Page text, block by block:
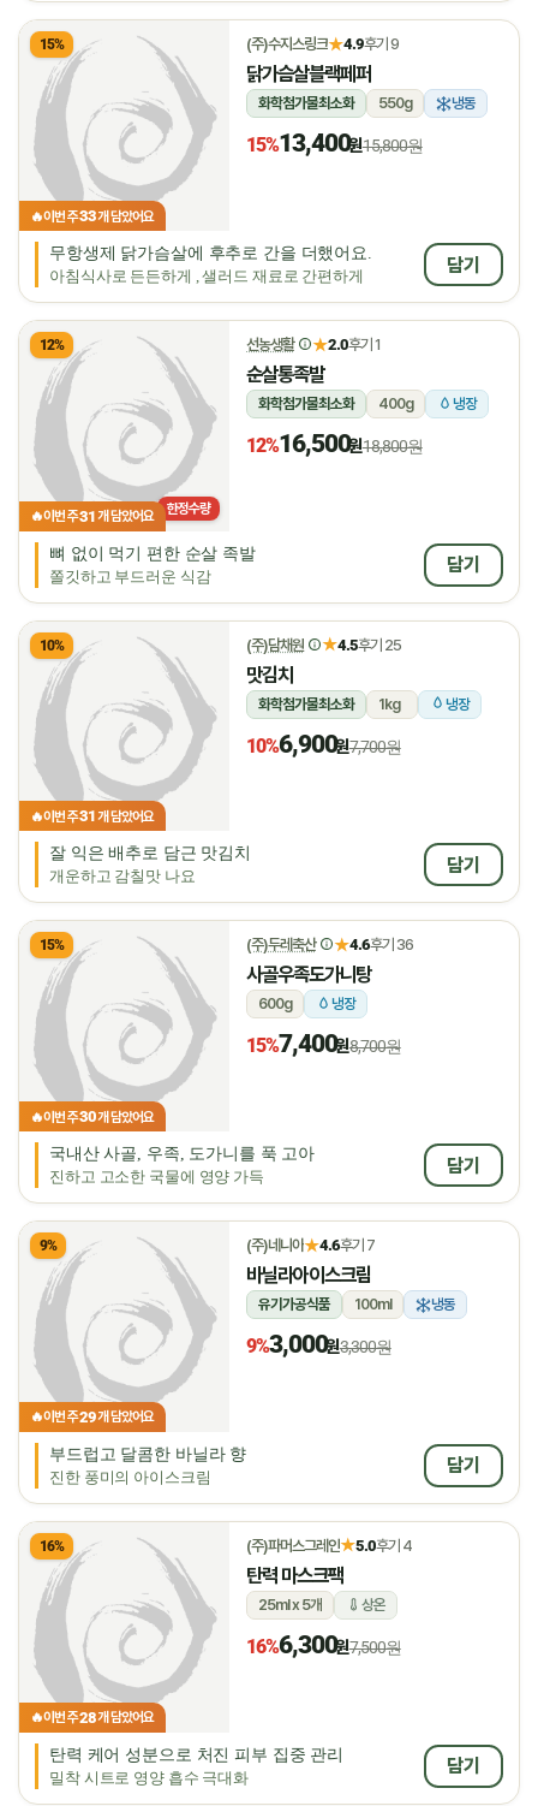
15%
🔥이번 주33개 담았어요
(주)수지스링크★4.9후기 9
닭가슴살블랙페퍼
화학첨가물최소화 550g 냉동
15%13,400원15,800원
무항생제 닭가슴살에 후추로 간을 더했어요.
아침식사로 든든하게 , 샐러드 재료로 간편하게
담기
12%
🔥이번 주31개 담았어요 한정수량
선농생활 ★2.0후기 1
순살통족발
화학첨가물최소화 400g 냉장
12%16,500원18,800원
뼈 없이 먹기 편한 순살 족발
쫄깃하고 부드러운 식감
담기
10%
🔥이번 주31개 담았어요
(주)담채원 ★4.5후기 25
맛김치
화학첨가물최소화 1kg 냉장
10%6,900원7,700원
잘 익은 배추로 담근 맛김치
개운하고 감칠맛 나요
담기
15%
🔥이번 주30개 담았어요
(주)두레축산 ★4.6후기 36
사골우족도가니탕
600g 냉장
15%7,400원8,700원
국내산 사골, 우족, 도가니를 푹 고아
진하고 고소한 국물에 영양 가득
담기
9%
🔥이번 주29개 담았어요
(주)네니아★4.6후기 7
바닐라아이스크림
유기가공식품 100ml 냉동
9%3,000원3,300원
부드럽고 달콤한 바닐라 향
진한 풍미의 아이스크림
담기
16%
🔥이번 주28개 담았어요
(주)파머스그레인★5.0후기 4
탄력 마스크팩
25ml x 5개 상온
16%6,300원7,500원
탄력 케어 성분으로 처진 피부 집중 관리
밀착 시트로 영양 흡수 극대화
담기